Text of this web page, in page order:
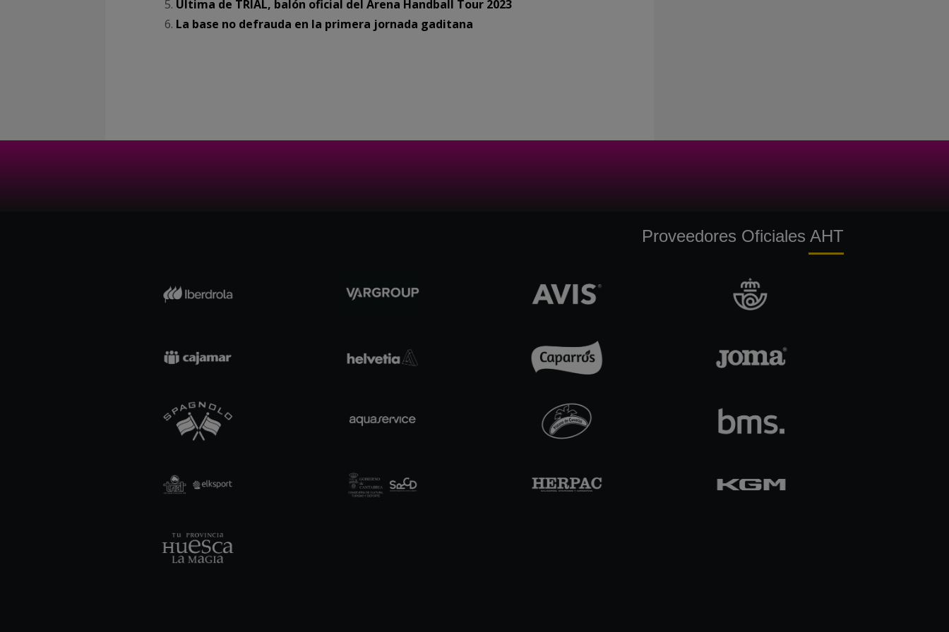
Ultima de TRIAL, balón oficial del Arena Handball Tour 2023
La base no defrauda en la primera jornada gaditana
Proveedores Oficiales AHT